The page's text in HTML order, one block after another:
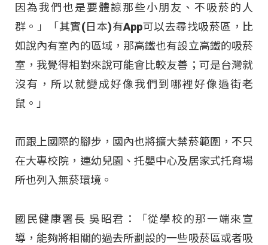
因為我們也是要體諒那些小朋友、不吸菸的人
群。」「其實(日本)有App可以去尋找吸菸區，比
如說內有室內的區域，那高鐵也有設立高鐵的吸菸
室，我覺得相對來說可能會比較友善；可是台灣就
沒有，所以就變成好像我們到哪裡好像過街老
鼠。」
而跟上國際的腳步，國內也將擴大禁菸範圍，不只
在大專校院，連幼兒園、托嬰中心及居家式托育場
所也列入無菸環境。
國民健康署長 吳昭君：「從學校的那一端來宣
導，能夠將相關的過去所劃設的一些吸菸區或者吸